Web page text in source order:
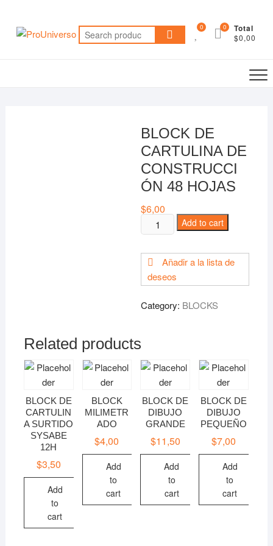
contenido
Search
for:
0 Total
$0,00
0
BLOCK DE
CARTULINA DE
CONSTRUCCI
ÓN 48 HOJAS
$6,00
BLOCK
DE
DE
CONSTRUCCIÓN
HOJAS
Add to cart
Añadir a la lista de
deseos
Category: BLOCKS
Related products
BLOCK DE
CARTULIN
A SURTIDO
SYSABE
12H
$3,50
Add
to
cart
BLOCK
MILIMETR
ADO
$4,00
Add
to
cart
BLOCK DE
DIBUJO
GRANDE
$11,50
Add
to
cart
BLOCK DE
DIBUJO
PEQUEÑO
$7,00
Add
to
cart